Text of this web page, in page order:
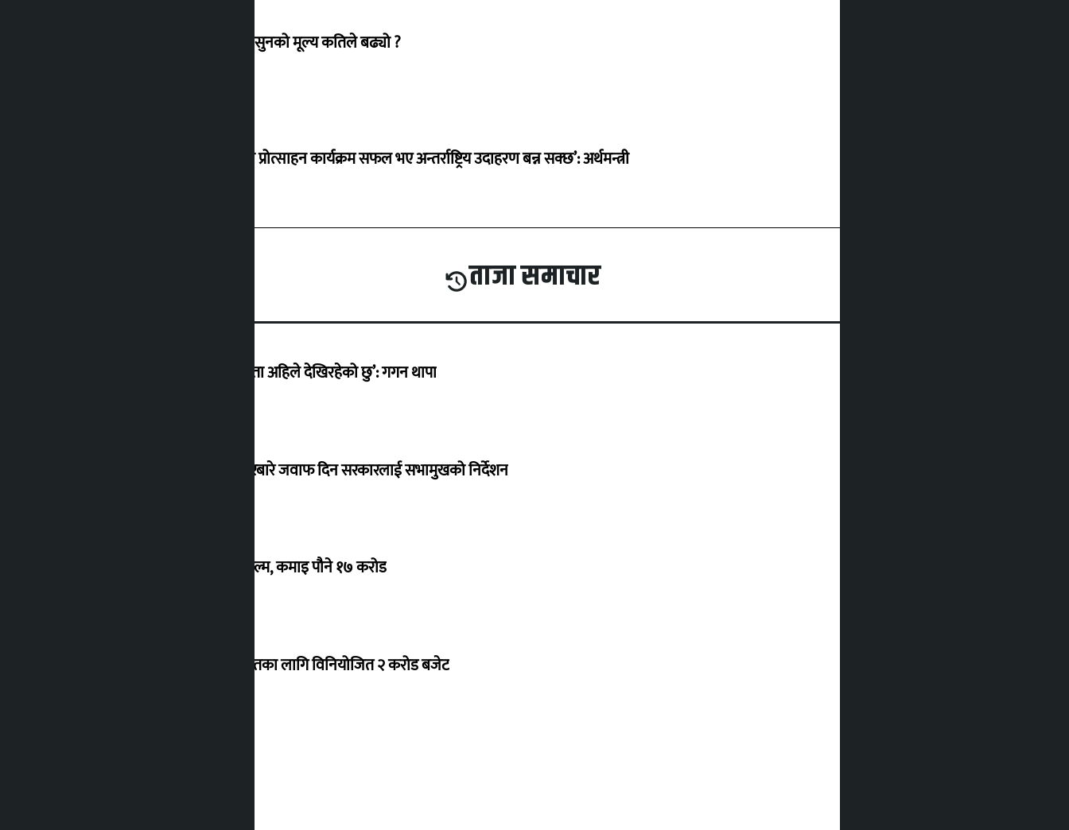
शुक्रबार सुनको मूल्य कतिले बढ्यो ?
‘करदाता प्रोत्साहन कार्यक्रम सफल भए अन्तर्राष्ट्रिय उदाहरण बन्न सक्छ’: अर्थमन्त्री
ताजा समाचार
‘देशमा कहिल्यै नभएको शासकीय अराजकता अहिले देखिरहेको छु’: गगन थापा
सांसद यादवले उठाएको ढल्केबर ट्रमा सेन्टरबारे जवाफ दिन सरकारलाई सभामुखको निर्देशन
‘गौंथली’ बन्यो धेरै कमाउने सातौं नेपाली फिल्म, कमाइ पौने १७ करोड
शेखरले अस्वीकार गरे कोइराला निवास मर्मतका लागि विनियोजित २ करोड बजेट